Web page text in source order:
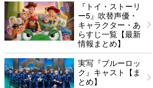
『トイ・ストーリ
ー5』吹替声優・
キャラクター・あ
らすじ一覧【最新
情報まとめ】
実写『ブルーロッ
ク』キャスト【ま
とめ】